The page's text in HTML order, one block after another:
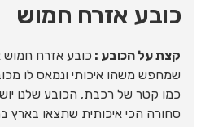
כובע אזרח חמוש
קצת על הכובע : כובע אזרח חמוש
שמחפש משהו איכותי ונמאס לו
כמו קטר של רכבת, הכובע שלנו
סחורה הכי איכותית שתצאו בארץ